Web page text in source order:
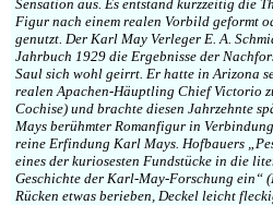
Sensation aus. Es entstand kurzzeitig die
Figur nach einem realen Vorbild geformt
genutzt. Der Karl May Verleger E. A.
Jahrbuch 1929 die Ergebnisse der
Saul sich wohl geirrt. Er hatte in Arizona
realen Apachen-Häuptling Chief Victorio
Cochise) und brachte diesen Jahrzehnte
Mays berühmter Romanfigur in
reine Erfindung Karl Mays. Hofbauers
eines der kuriosesten Fundstücke in die
Geschichte der Karl-May-Forschung ein“
Rücken etwas berieben, Deckel leicht